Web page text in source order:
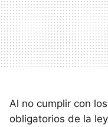
Al no cumplir con
obligatorios de la